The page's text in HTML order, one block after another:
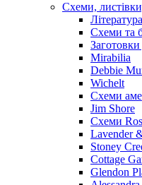
Схеми,
Схеми та
Заготовки
Mirabilia
Debbie
Wichelt
Схеми
Jim Shore
Cхеми
Lavender
Stoney
Cottage
Glendon